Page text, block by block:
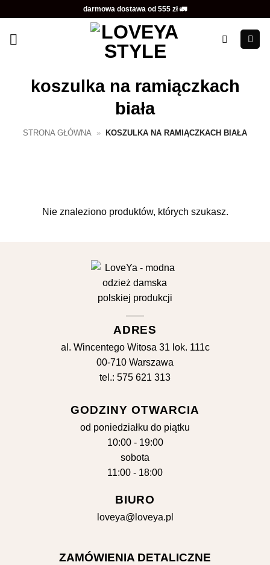
zawartości
darmowa dostawa od 555 zł 🚛
koszulka na ramiączkach
biała
STRONA GŁÓWNA » KOSZULKA NA RAMIĄCZKACH BIAŁA
Nie znaleziono produktów, których szukasz.
ADRES
al. Wincentego Witosa 31 lok. 111c
00-710 Warszawa
tel.: 575 621 313
GODZINY OTWARCIA
od poniedziałku do piątku
10:00 - 19:00
sobota
11:00 - 18:00
BIURO
loveya@loveya.pl
ZAMÓWIENIA DETALICZNE